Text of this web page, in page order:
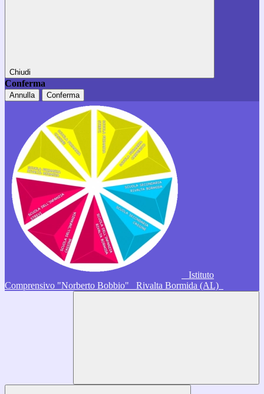
Chiudi
Conferma
Annulla Conferma
Istituto
Comprensivo "Norberto Bobbio"
Rivalta Bormida (AL)